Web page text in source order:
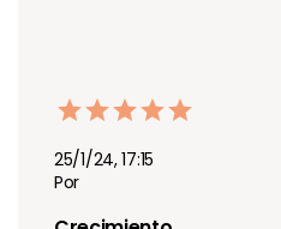
25/1/24, 17:15
Por